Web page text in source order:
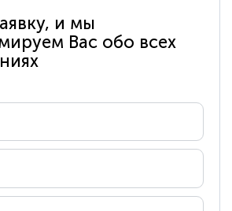
и мы
Вас обо всех